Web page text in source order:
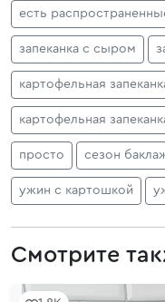
есть
запеканка с сыром
картофельная
картофельная
просто сезон
ужин с картошкой
Смотрите